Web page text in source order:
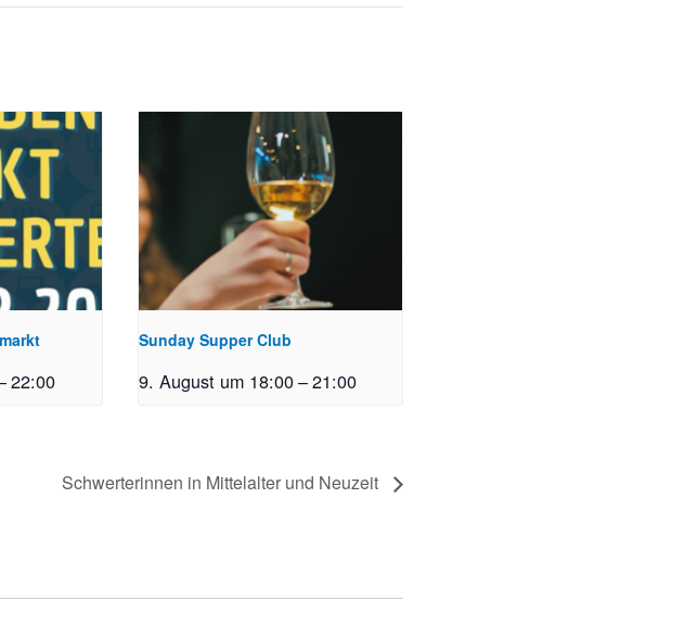
22:00
Sunday Supper Club
9. August um 18:00–21:00
Schwerterinnen in Mittelalter und Neuzeit